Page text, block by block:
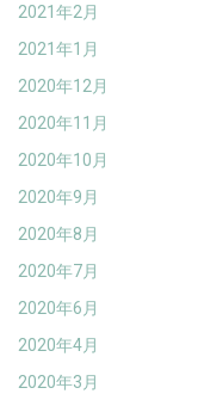
2021年2月
2021年1月
2020年12月
2020年11月
2020年10月
2020年9月
2020年8月
2020年7月
2020年6月
2020年4月
2020年3月